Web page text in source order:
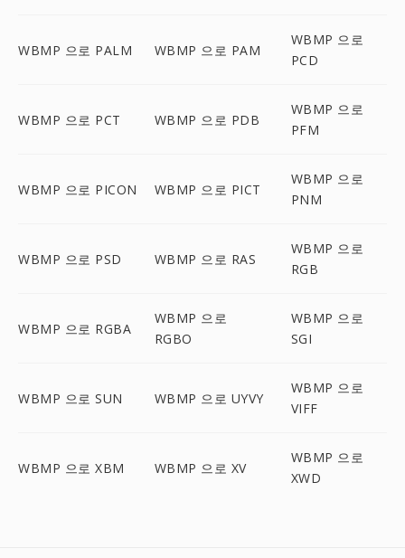
WBMP 으로 PALM WBMP 으로 PAM
WBMP 으로
PCD
WBMP 으로 PCT WBMP 으로 PDB
WBMP 으로
PFM
WBMP 으로 PICON WBMP 으로 PICT
WBMP 으로
PNM
WBMP 으로 PSD WBMP 으로 RAS
WBMP 으로
RGB
WBMP 으로 RGBA
WBMP 으로
RGBO
WBMP 으로
SGI
WBMP 으로 SUN WBMP 으로 UYVY
WBMP 으로
VIFF
WBMP 으로 XBM WBMP 으로 XV
WBMP 으로
XWD